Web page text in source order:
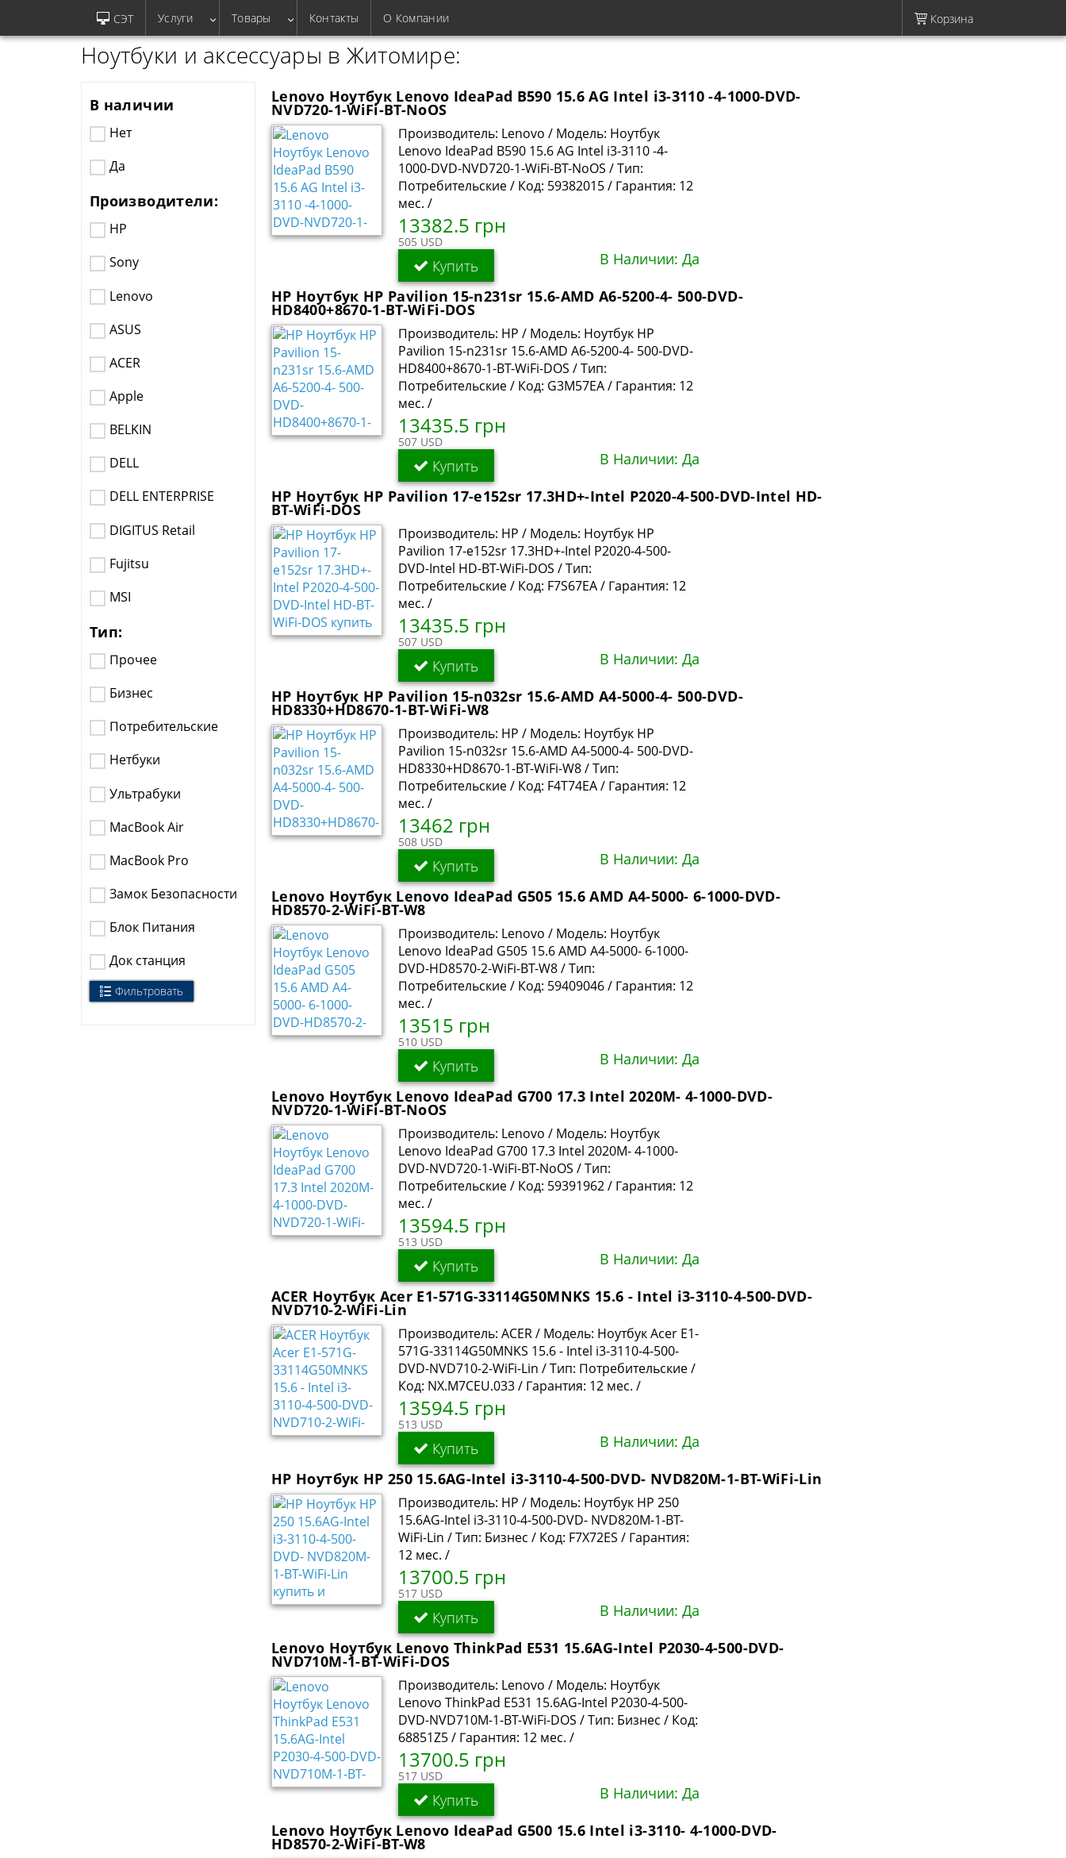
СЭТ Услуги Товары Контакты О Компании Корзина
Ноутбуки и аксессуары в Житомире:
В наличии
Нет
Да
Производители:
HP
Sony
Lenovo
ASUS
ACER
Apple
BELKIN
DELL
DELL ENTERPRISE
DIGITUS Retail
Fujitsu
MSI
Тип:
Прочее
Бизнес
Потребительские
Нетбуки
Ультрабуки
MacBook Air
MacBook Pro
Замок Безопасности
Блок Питания
Док станция
Фильтровать
Lenovo Ноутбук Lenovo IdeaPad B590 15.6 AG Intel i3-3110 -4-1000-DVD-
NVD720-1-WiFi-BT-NoOS
Производитель: Lenovo / Модель: Ноутбук
Lenovo IdeaPad B590 15.6 AG Intel i3-3110 -4-
1000-DVD-NVD720-1-WiFi-BT-NoOS / Тип:
Потребительские / Код: 59382015 / Гарантия: 12
мес. /
13382.5 грн
505 USD
Купить
В Наличии: Да
HP Ноутбук HP Pavilion 15-n231sr 15.6-AMD A6-5200-4- 500-DVD-
HD8400+8670-1-BT-WiFi-DOS
Производитель: HP / Модель: Ноутбук HP
Pavilion 15-n231sr 15.6-AMD A6-5200-4- 500-DVD-
HD8400+8670-1-BT-WiFi-DOS / Тип:
Потребительские / Код: G3M57EA / Гарантия: 12
мес. /
13435.5 грн
507 USD
Купить
В Наличии: Да
HP Ноутбук HP Pavilion 17-e152sr 17.3HD+-Intel P2020-4-500-DVD-Intel HD-
BT-WiFi-DOS
Производитель: HP / Модель: Ноутбук HP
Pavilion 17-e152sr 17.3HD+-Intel P2020-4-500-
DVD-Intel HD-BT-WiFi-DOS / Тип:
Потребительские / Код: F7S67EA / Гарантия: 12
мес. /
13435.5 грн
507 USD
Купить
В Наличии: Да
HP Ноутбук HP Pavilion 15-n032sr 15.6-AMD A4-5000-4- 500-DVD-
HD8330+HD8670-1-BT-WiFi-W8
Производитель: HP / Модель: Ноутбук HP
Pavilion 15-n032sr 15.6-AMD A4-5000-4- 500-DVD-
HD8330+HD8670-1-BT-WiFi-W8 / Тип:
Потребительские / Код: F4T74EA / Гарантия: 12
мес. /
13462 грн
508 USD
Купить
В Наличии: Да
Lenovo Ноутбук Lenovo IdeaPad G505 15.6 AMD A4-5000- 6-1000-DVD-
HD8570-2-WiFi-BT-W8
Производитель: Lenovo / Модель: Ноутбук
Lenovo IdeaPad G505 15.6 AMD A4-5000- 6-1000-
DVD-HD8570-2-WiFi-BT-W8 / Тип:
Потребительские / Код: 59409046 / Гарантия: 12
мес. /
13515 грн
510 USD
Купить
В Наличии: Да
Lenovo Ноутбук Lenovo IdeaPad G700 17.3 Intel 2020M- 4-1000-DVD-
NVD720-1-WiFi-BT-NoOS
Производитель: Lenovo / Модель: Ноутбук
Lenovo IdeaPad G700 17.3 Intel 2020M- 4-1000-
DVD-NVD720-1-WiFi-BT-NoOS / Тип:
Потребительские / Код: 59391962 / Гарантия: 12
мес. /
13594.5 грн
513 USD
Купить
В Наличии: Да
ACER Ноутбук Acer E1-571G-33114G50MNKS 15.6 - Intel i3-3110-4-500-DVD-
NVD710-2-WiFi-Lin
Производитель: ACER / Модель: Ноутбук Acer E1-
571G-33114G50MNKS 15.6 - Intel i3-3110-4-500-
DVD-NVD710-2-WiFi-Lin / Тип: Потребительские /
Код: NX.M7CEU.033 / Гарантия: 12 мес. /
13594.5 грн
513 USD
Купить
В Наличии: Да
HP Ноутбук HP 250 15.6AG-Intel i3-3110-4-500-DVD- NVD820M-1-BT-WiFi-Lin
Производитель: HP / Модель: Ноутбук HP 250
15.6AG-Intel i3-3110-4-500-DVD- NVD820M-1-BT-
WiFi-Lin / Тип: Бизнес / Код: F7X72ES / Гарантия:
12 мес. /
13700.5 грн
517 USD
Купить
В Наличии: Да
Lenovo Ноутбук Lenovo ThinkPad E531 15.6AG-Intel P2030-4-500-DVD-
NVD710M-1-BT-WiFi-DOS
Производитель: Lenovo / Модель: Ноутбук
Lenovo ThinkPad E531 15.6AG-Intel P2030-4-500-
DVD-NVD710M-1-BT-WiFi-DOS / Тип: Бизнес / Код:
68851Z5 / Гарантия: 12 мес. /
13700.5 грн
517 USD
Купить
В Наличии: Да
Lenovo Ноутбук Lenovo IdeaPad G500 15.6 Intel i3-3110- 4-1000-DVD-
HD8570-2-WiFi-BT-W8